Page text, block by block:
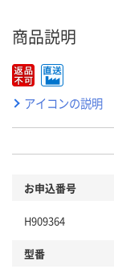
商品説明
アイコンの説明
お申込番号
H909364
型番